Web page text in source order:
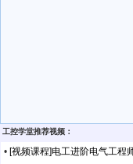
工控学堂推荐视频：
• [视频课程]电工进阶电气工程